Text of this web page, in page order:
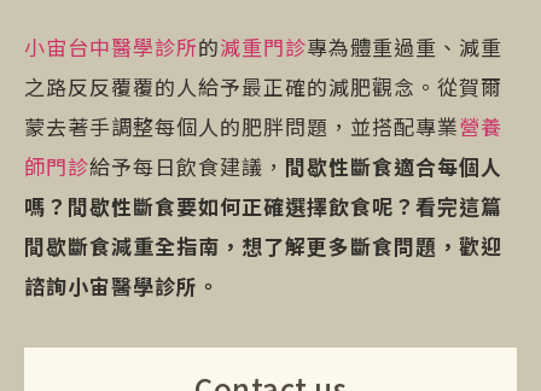
小宙台中醫學診所的減重門診專為體重過重、減重
之路反反覆覆的人給予最正確的減肥觀念。從賀爾
蒙去著手調整每個人的肥胖問題，並搭配專業營養
師門診給予每日飲食建議， 間歇性斷食適合每個人
嗎？間歇性斷食要如何正確選擇飲食呢？看完這篇
間歇斷食減重全指南，想了解更多斷食問題，歡迎
諮詢小宙醫學診所。